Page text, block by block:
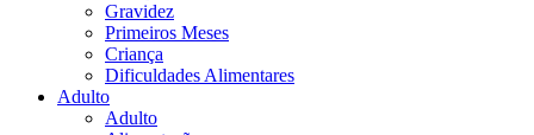
Gravidez
Primeiros Meses
Criança
Dificuldades Alimentares
Adulto
Adulto